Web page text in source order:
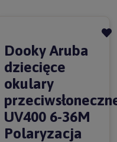
Dooky Aruba
dziecięce
okulary
UV400 6-36M
Polaryzacja